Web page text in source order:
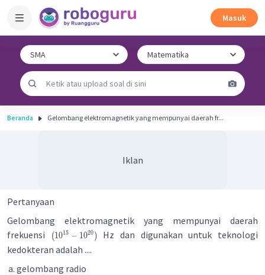
Masuk
Beranda Gelombang elektromagnetik yang mempunyai daerah fr...
Iklan
Pertanyaan
Gelombang elektromagnetik yang mempunyai daerah
frekuensi
(1015 − 1020 )
Hz dan digunakan untuk teknologi
kedokteran adalah ....
gelombang radio